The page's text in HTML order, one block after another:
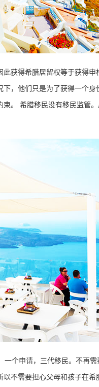
获得希腊居留权等于获得
，他们只是为了获得一个
。 希腊移民没有移民监管
个申请，三代移民。不再
不需要担心父母和孩子在